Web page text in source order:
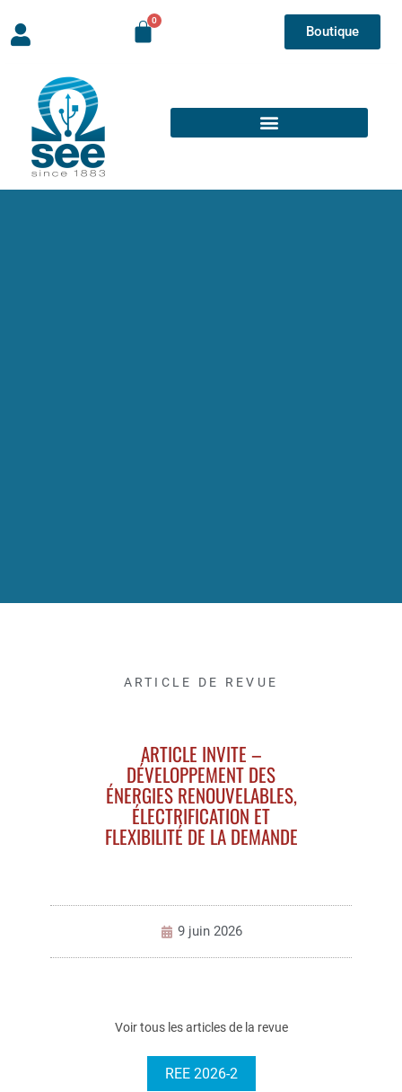
Boutique
ARTICLE DE REVUE
ARTICLE INVITE –
DÉVELOPPEMENT DES
ÉNERGIES RENOUVELABLES,
ÉLECTRIFICATION ET
FLEXIBILITÉ DE LA DEMANDE
9 juin 2026
Voir tous les articles de la revue
REE 2026-2